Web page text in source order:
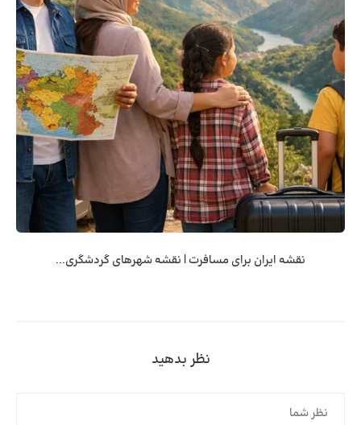
نقشه ایران برای مسافرت | نقشه شهرهای گردشگری...
نظر بدهید